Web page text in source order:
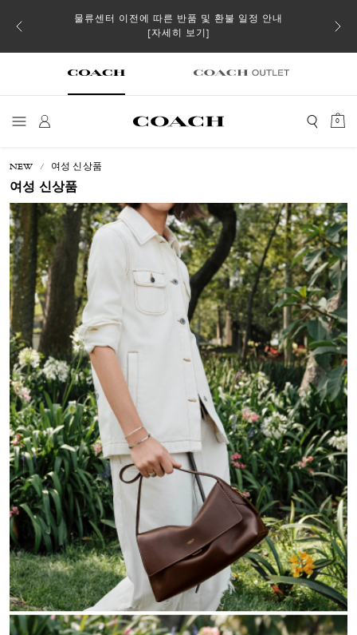
스트
물류센터 이전에 따른 반품 및 환불 일정 안내
[자세히 보기]
일부
0
NEW 여성 신상품
여성 신상품